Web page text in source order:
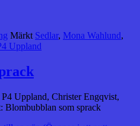
Märkt Sedlar, Mona Wahlund,
Uppland
Uppland, Christer Engqvist,
Blombubblan som sprack